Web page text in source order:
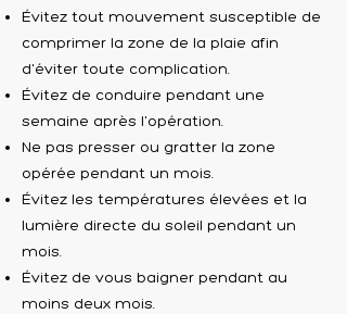
Évitez tout mouvement susceptible de
comprimer la zone de la plaie afin
d'éviter toute complication.
Évitez de conduire pendant une
semaine après l'opération.
Ne pas presser ou gratter la zone
opérée pendant un mois.
Évitez les températures élevées et la
lumière directe du soleil pendant un
mois.
Évitez de vous baigner pendant au
moins deux mois.